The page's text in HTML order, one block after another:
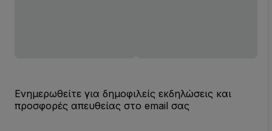
Ενημερωθείτε για δημοφιλείς εκδηλώσεις και
προσφορές απευθείας στο email σας